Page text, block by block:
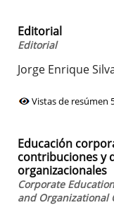
Editorial
Editorial
Jorge Enrique
Vistas de resúmen
Educación
contribuciones y
organizacionales
Corporate
and Organizational